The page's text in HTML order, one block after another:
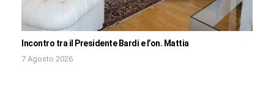
Incontro tra il Presidente Bardi e l’on. Mattia
7 Agosto 2026